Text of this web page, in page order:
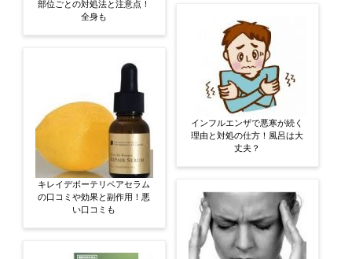
部位ごとの対処法と注意点！
全身も
キレイデボーテリペアセラム
の口コミや効果と副作用！悪
い口コミも
インフルエンザで悪寒が続く
理由と対処の仕方！風呂は大
丈夫？